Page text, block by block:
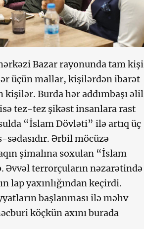
Bazar rayonunda tam kişi
üçün mallar, kişilərdən ibarət
Burda hər addımbaşı əlil
tez-tez şikəst insanlara rast
“İslam Dövləti” ilə artıq üç
Ərbil möcüzə
şimalına soxulan “İslam
Əvvəl terrorçuların nəzarətində
lap yaxınlığından keçirdi.
başlanması ilə məhv
köçkün axını burada